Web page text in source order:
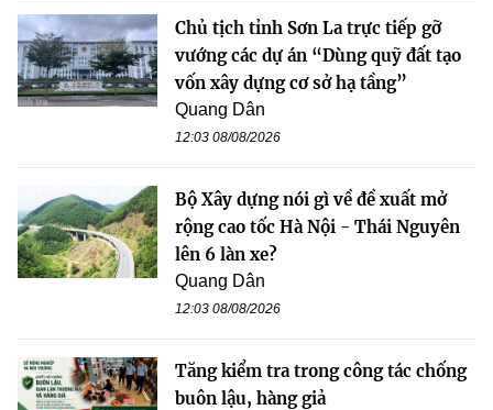
Chủ tịch tỉnh Sơn La trực tiếp gỡ
vướng các dự án “Dùng quỹ đất tạo
vốn xây dựng cơ sở hạ tầng”
Quang Dân
12:03 08/08/2026
Bộ Xây dựng nói gì về đề xuất mở
rộng cao tốc Hà Nội - Thái Nguyên
lên 6 làn xe?
Quang Dân
12:03 08/08/2026
Tăng kiểm tra trong công tác chống
buôn lậu, hàng giả